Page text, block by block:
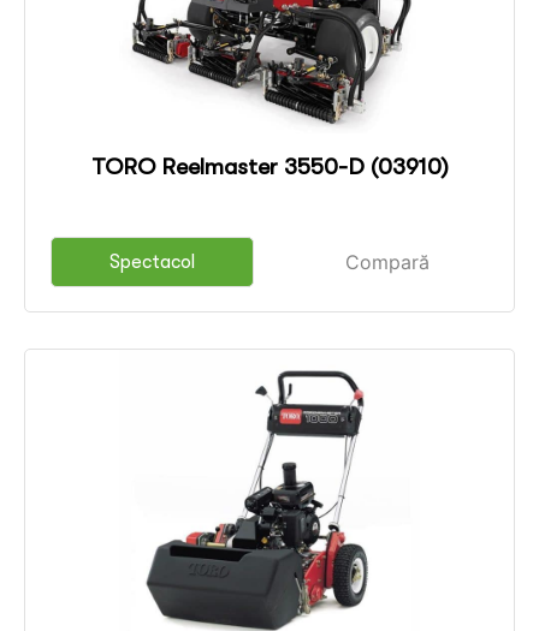
TORO Reelmaster 3550-D (03910)
Spectacol Compară